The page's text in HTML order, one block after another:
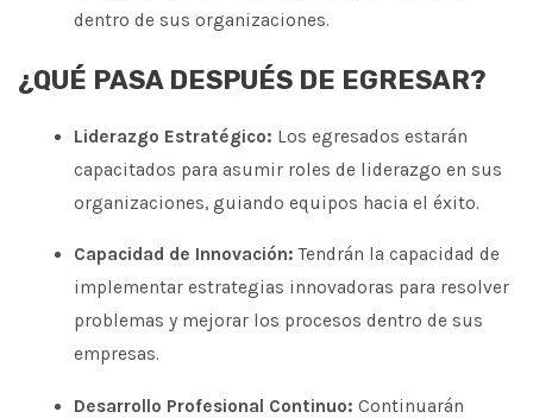
dentro de sus organizaciones.
¿QUÉ PASA DESPUÉS DE EGRESAR?
Liderazgo Estratégico: Los egresados estarán
capacitados para asumir roles de liderazgo en sus
organizaciones, guiando equipos hacia el éxito.
Capacidad de Innovación: Tendrán la capacidad de
implementar estrategias innovadoras para resolver
problemas y mejorar los procesos dentro de sus
empresas.
Desarrollo Profesional Continuo: Continuarán